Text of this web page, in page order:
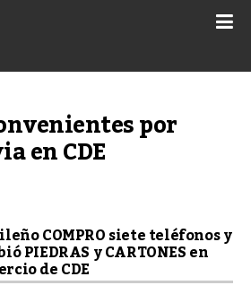
por
en CDE
COMPRO siete teléfonos y
PIEDRAS y CARTONES en
de CDE